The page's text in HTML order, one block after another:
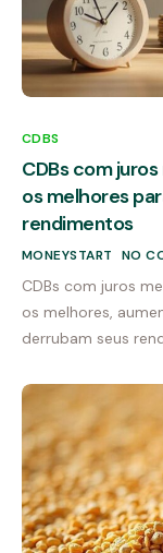
CDBS
CDBs com
os melhores
rendimentos
MONEYSTART NO
CDBs com juros
os melhores,
derrubam seus